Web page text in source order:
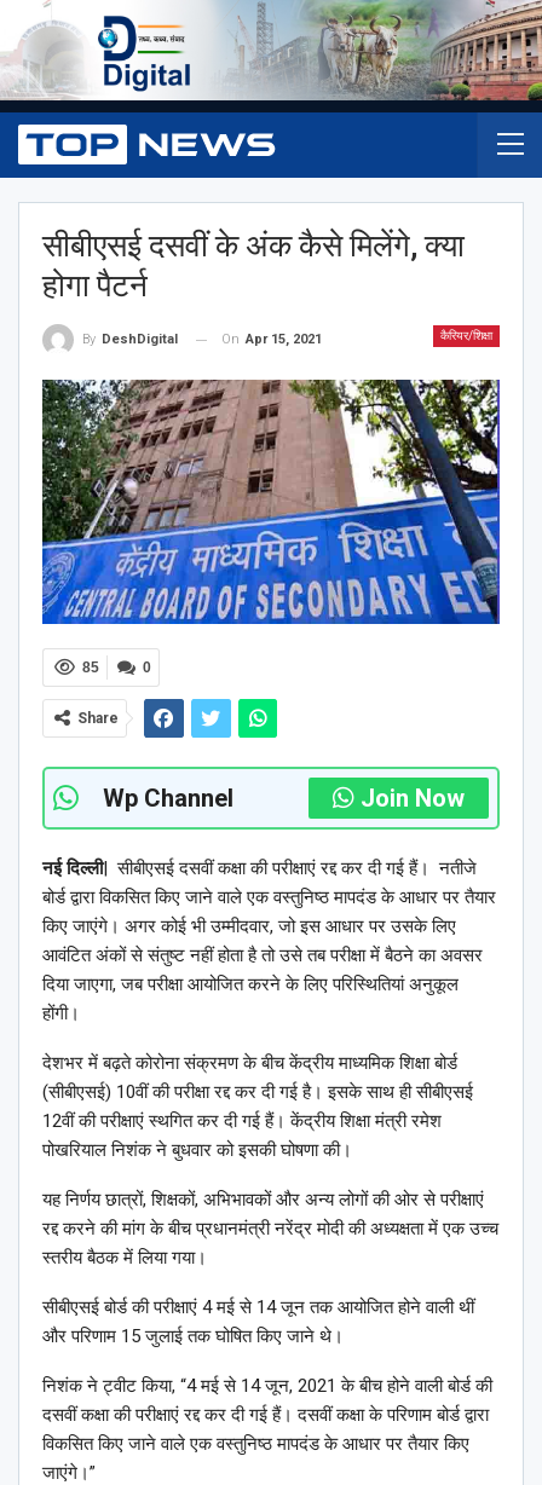
सीबीएसई दसवीं के अंक कैसे मिलेंगे, क्या
होगा पैटर्न
कैरियर/शिक्षा
By DeshDigital On Apr 15, 2021
0
85
Share
Wp Channel Join Now
नई दिल्ली| सीबीएसई दसवीं कक्षा की परीक्षाएं रद्द कर दी गई हैं। नतीजे
बोर्ड द्वारा विकसित किए जाने वाले एक वस्तुनिष्ठ मापदंड के आधार पर तैयार
किए जाएंगे। अगर कोई भी उम्मीदवार, जो इस आधार पर उसके लिए
आवंटित अंकों से संतुष्ट नहीं होता है तो उसे तब परीक्षा में बैठने का अवसर
दिया जाएगा, जब परीक्षा आयोजित करने के लिए परिस्थितियां अनुकूल
होंगी।
देशभर में बढ़ते कोरोना संक्रमण के बीच केंद्रीय माध्यमिक शिक्षा बोर्ड
(सीबीएसई) 10वीं की परीक्षा रद्द कर दी गई है। इसके साथ ही सीबीएसई
12वीं की परीक्षाएं स्थगित कर दी गई हैं। केंद्रीय शिक्षा मंत्री रमेश
पोखरियाल निशंक ने बुधवार को इसकी घोषणा की।
यह निर्णय छात्रों, शिक्षकों, अभिभावकों और अन्य लोगों की ओर से परीक्षाएं
रद्द करने की मांग के बीच प्रधानमंत्री नरेंद्र मोदी की अध्यक्षता में एक उच्च
स्तरीय बैठक में लिया गया।
सीबीएसई बोर्ड की परीक्षाएं 4 मई से 14 जून तक आयोजित होने वाली थीं
और परिणाम 15 जुलाई तक घोषित किए जाने थे।
निशंक ने ट्वीट किया, “4 मई से 14 जून, 2021 के बीच होने वाली बोर्ड की
दसवीं कक्षा की परीक्षाएं रद्द कर दी गई हैं। दसवीं कक्षा के परिणाम बोर्ड द्वारा
विकसित किए जाने वाले एक वस्तुनिष्ठ मापदंड के आधार पर तैयार किए
जाएंगे।”